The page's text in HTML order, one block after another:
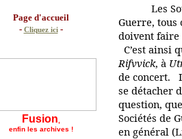
Page d'accueil
- Cliquez ici-
Fusion
enfin les archives !
Les
Guerre,
doivent faire
C’est ainsi
Rifvvick, à
de concert.
se détacher
question,
Sociétés de
en général